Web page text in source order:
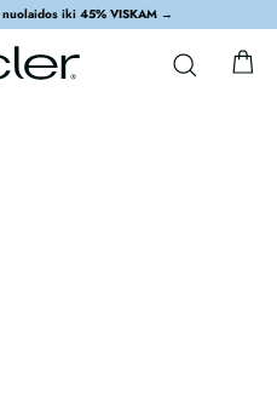
nuolaidos iki 45% VISKAM →